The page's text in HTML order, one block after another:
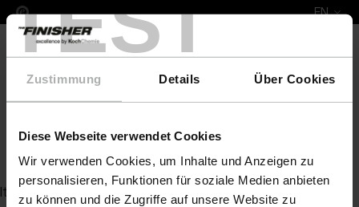
TEST
Zustimmung Details Über Cookies
Diese Webseite verwendet Cookies
Wir verwenden Cookies, um Inhalte und Anzeigen zu
personalisieren, Funktionen für soziale Medien anbieten
zu können und die Zugriffe auf unsere Website zu
EN
Active Foam Ocean 210 KG
Item not found